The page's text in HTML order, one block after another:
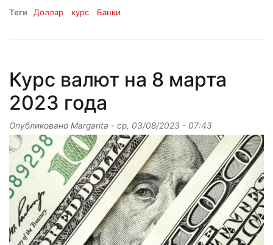
Теги Доллар курс Банки
Курс валют на 8 марта
2023 года
Опубликовано Margarita - ср, 03/08/2023 - 07:43